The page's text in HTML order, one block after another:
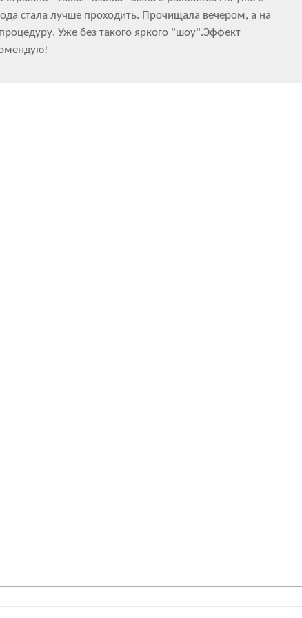
стала лучше проходить. Прочищала вечером, а на
Уже без такого яркого "шоу".Эффект